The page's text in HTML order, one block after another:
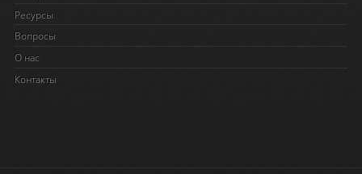
Ресурсы
Вопросы
O нас
Контакты